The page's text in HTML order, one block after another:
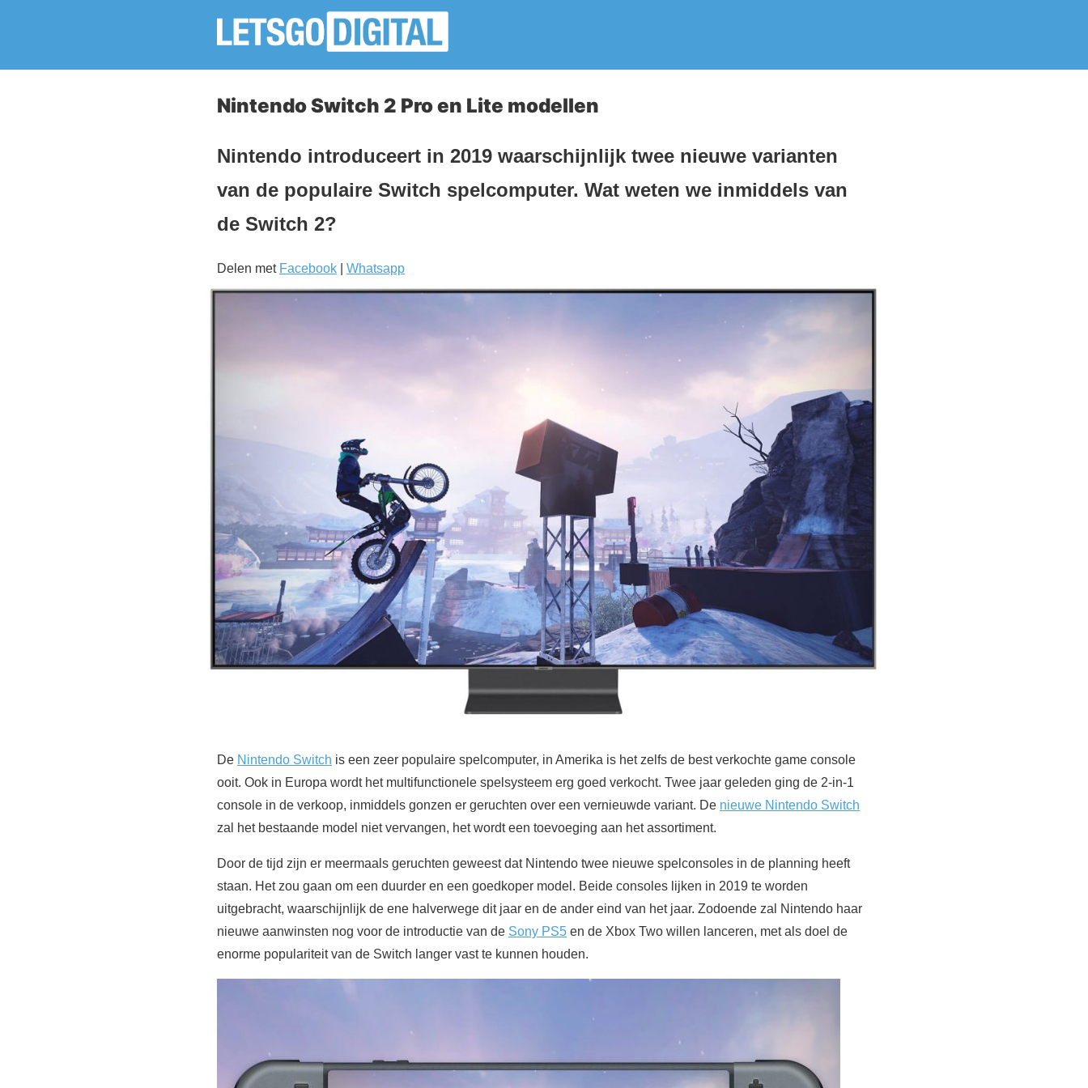
Nintendo Switch 2 Pro en Lite modellen
Nintendo introduceert in 2019 waarschijnlijk twee nieuwe varianten
van de populaire Switch spelcomputer. Wat weten we inmiddels van
de Switch 2?
Delen met Facebook Whatsapp
De Nintendo Switch is een zeer populaire spelcomputer, in Amerika is het zelfs de best verkochte game console
ooit. Ook in Europa wordt het multifunctionele spelsysteem erg goed verkocht. Twee jaar geleden ging de 2-in-1
console in de verkoop, inmiddels gonzen er geruchten over een vernieuwde variant. De nieuwe Nintendo Switch
zal het bestaande model niet vervangen, het wordt een toevoeging aan het assortiment.
Door de tijd zijn er meermaals geruchten geweest dat Nintendo twee nieuwe spelconsoles in de planning heeft
staan. Het zou gaan om een duurder en een goedkoper model. Beide consoles lijken in 2019 te worden
uitgebracht, waarschijnlijk de ene halverwege dit jaar en de ander eind van het jaar. Zodoende zal Nintendo haar
nieuwe aanwinsten nog voor de introductie van de Sony PS5 en de Xbox Two willen lanceren, met als doel de
enorme populariteit van de Switch langer vast te kunnen houden.